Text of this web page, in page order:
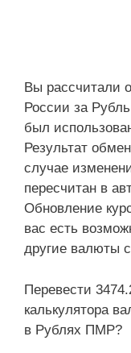
Вы рассчитали
России за
был
Результат
случае
пересчитан в
Обновление
вас есть
другие валюты
Перевести
калькулятора
в Рублях ПМР?